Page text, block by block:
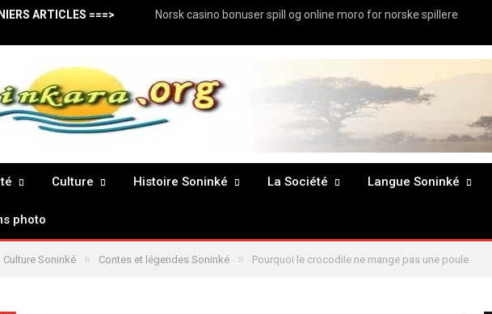
ARTICLES ===> Norsk casino bonuser spill og online moro for norske spillere
Culture Histoire Soninké La Société Langue Soninké
photo
Culture Soninké » Contes et légendes Soninké » Pourquoi le crocodile ne mange pas une poule